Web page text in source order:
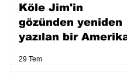
Köle Jim'in
gözünden yeniden
yazılan bir
29 Tem